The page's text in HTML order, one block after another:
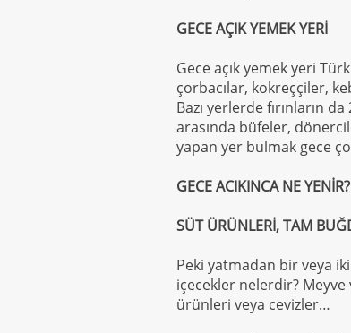
GECE AÇIK YEMEK YERİ
Gece açık yemek yeri
çorbacılar, kokreççiler,
Bazı yerlerde fırınların
arasında büfeler,
yapan yer bulmak gece
GECE ACIKINCA NE YENİR?
SÜT ÜRÜNLERİ, TAM
Peki yatmadan bir veya
içecekler nelerdir?
ürünleri veya cevizler…